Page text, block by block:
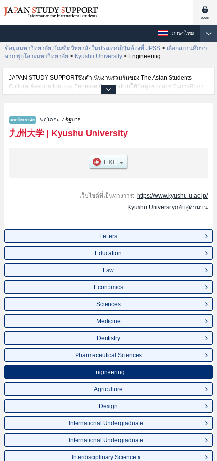
ภาษาไทย
ข้อมูลมหาวิทยาลัย,บัณฑิตวิทยาลัยในประเทศญี่ปุ่นต้องที่ JPSS > เลือกสถานศึกษา
จาก ฟุกุโอกะมหาวิทยาลัย > Kyushu University > Engineering
JAPAN STUDY SUPPORTซึ่งดำเนินงานร่วมกันของ The Asian Students
Cultural Association และ Benesse Corporationให้ข้อมูลของสถาบันการศึกษา
ระดับมหาวิทยาลัย・บัณฑิตวิทยาลัย・วิทยาลัยระดับอนุปริญญา・วิทยาลัย
ชาติเช่นข้อมูลของแต่ละคณะ,ข้อมูลการสอบคัดเลือกเข้าศึกษาเช่นจำนวนคนที่รับ
สมัครหรือจำนวนคนที่ผ่านการสอบคัดเลือกเป็นต้น,แนะนำสถานที่,การเดินทาง
เป็นต้นไว้ด้วยดังนั้นขอเชิญใช้บริการค้นหาข้อมูลตามอัธยาศัย
ฟุกุโอกะ / รัฐบาล
九州大学| Kyushu University
เว็บไซต์ที่เป็นทางการ: https://www.kyushu-u.ac.jp/
Kyushu Universityกลับสู่ด้านบน
Letters
Education
Law
Economics
Sciences
Medicine
Dentistry
Pharmaceutical Sciences
Engineering
Agriculture
Design
International Undergraduate...
International Undergraduate...
Interdisciplinary Science a...